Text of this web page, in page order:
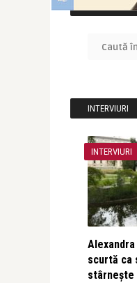
CAUTĂ ÎN SITE
INTERVIURI
INTERVIURI
scurtă ca
stârnește